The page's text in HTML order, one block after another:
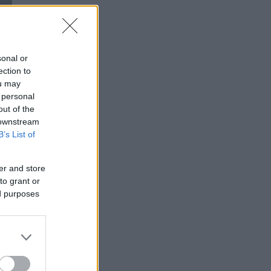
or
to
may
of the
List of
and store
grant or
purposes